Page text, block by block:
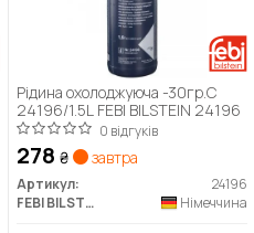
Рідина охолоджуюча -30гр.С
24196/1.5L FEBI BILSTEIN 24196
0 відгуків
278 ₴ завтра
Артикул:
24196
FEBI BILSTEIN
Німеччина